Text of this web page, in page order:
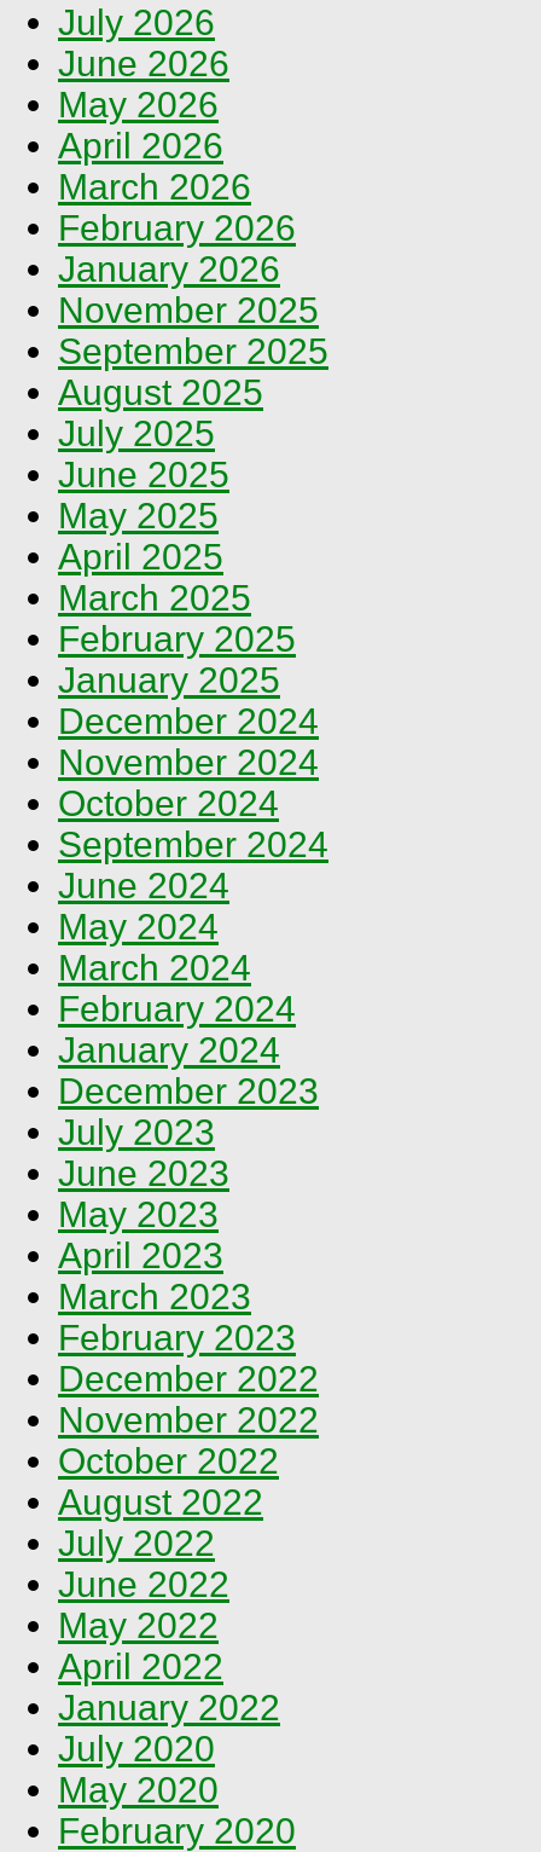
July 2026
June 2026
May 2026
April 2026
March 2026
February 2026
January 2026
November 2025
September 2025
August 2025
July 2025
June 2025
May 2025
April 2025
March 2025
February 2025
January 2025
December 2024
November 2024
October 2024
September 2024
June 2024
May 2024
March 2024
February 2024
January 2024
December 2023
July 2023
June 2023
May 2023
April 2023
March 2023
February 2023
December 2022
November 2022
October 2022
August 2022
July 2022
June 2022
May 2022
April 2022
January 2022
July 2020
May 2020
February 2020